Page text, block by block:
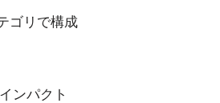
ゴリで構成
ンパクト